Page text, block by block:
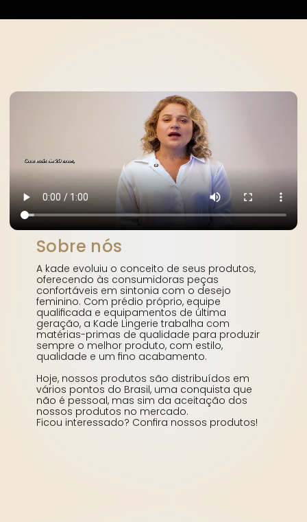
Sobre nós
A kade evoluiu o conceito de seus produtos,
oferecendo às consumidoras peças
confortáveis em sintonia com o desejo
feminino. Com prédio próprio, equipe
qualificada e equipamentos de última
geração, a Kade Lingerie trabalha com
matérias-primas de qualidade para produzir
sempre o melhor produto, com estilo,
qualidade e um fino acabamento.
Hoje, nossos produtos são distribuídos em
vários pontos do Brasil, uma conquista que
não é pessoal, mas sim da aceitação dos
nossos produtos no mercado.
Ficou interessado? Confira nossos produtos!